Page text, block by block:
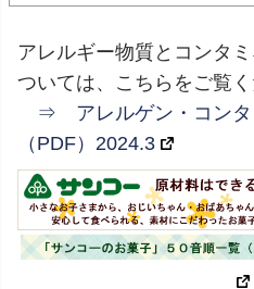
アレルギー物質とコンタ
ついては、こちらをご覧く
⇒ アレルゲン・コンタ
（PDF）2024.3